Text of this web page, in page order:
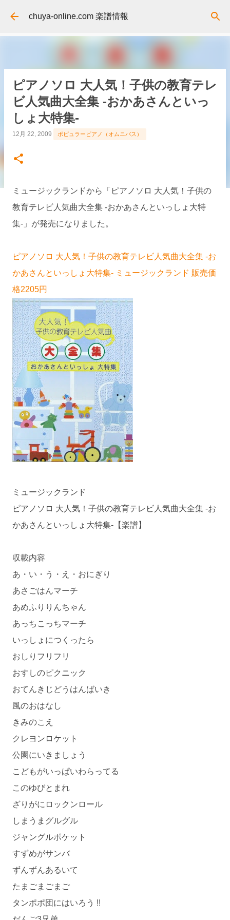
スキップしてメイン コンテンツに移動
chuya-online.com 楽譜情報
ピアノソロ 大人気！子供の教育テレ
ビ人気曲大全集 -おかあさんといっ
しょ大特集-
12月 22, 2009 ポピュラーピアノ（オムニバス）
ミュージックランドから「ピアノソロ 大人気！子供の
教育テレビ人気曲大全集 -おかあさんといっしょ大特
集-」が発売になりました。
ピアノソロ 大人気！子供の教育テレビ人気曲大全集 -お
かあさんといっしょ大特集- ミュージックランド 販売価
格2205円
ミュージックランド
ピアノソロ 大人気！子供の教育テレビ人気曲大全集 -お
かあさんといっしょ大特集-【楽譜】
収載内容
あ・い・う・え・おにぎり
あさごはんマーチ
あめふりりんちゃん
あっちこっちマーチ
いっしょにつくったら
おしりフリフリ
おすしのピクニック
おてんきじどうはんばいき
風のおはなし
きみのこえ
クレヨンロケット
公園にいきましょう
こどもがいっぱいわらってる
このゆびとまれ
ざりがにロックンロール
しまうまグルグル
ジャングルポケット
すずめがサンバ
ずんずんあるいて
たまごまごまご
タンポポ団にはいろう !!